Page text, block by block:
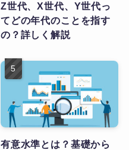
Z世代、X世代、Y世代っ
てどの年代のことを指す
の？詳しく解説
有意水準とは？基礎から